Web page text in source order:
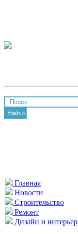
Найти
Главная
Новости
Строительство
Ремонт
Дизайн и интерьер